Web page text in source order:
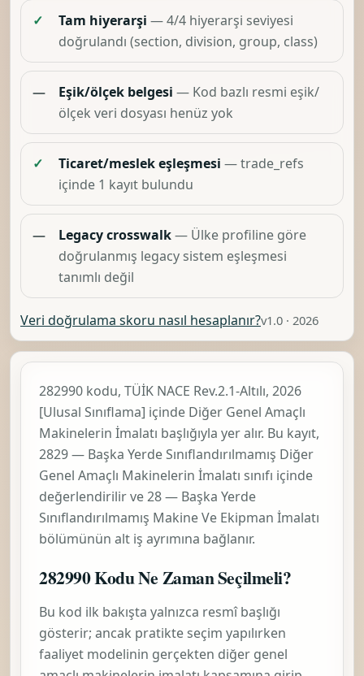
✓ Tam hiyerarşi — 4/4 hiyerarşi seviyesi
doğrulandı (section, division, group, class)
— Eşik/ölçek belgesi — Kod bazlı resmi eşik/
ölçek veri dosyası henüz yok
✓ Ticaret/meslek eşleşmesi — trade_refs
içinde 1 kayıt bulundu
— Legacy crosswalk— Ülke profiline göre
doğrulanmış legacy sistem eşleşmesi
tanımlı değil
Veri doğrulama skoru nasıl hesaplanır?v1.0 · 2026
282990 kodu, TÜİK NACE Rev.2.1-Altılı, 2026
[Ulusal Sınıflama] içinde Diğer Genel Amaçlı
Makinelerin İmalatı başlığıyla yer alır. Bu kayıt,
2829 — Başka Yerde Sınıflandırılmamış Diğer
Genel Amaçlı Makinelerin İmalatı sınıfı içinde
değerlendirilir ve28 — Başka Yerde
Sınıflandırılmamış Makine Ve Ekipman İmalatı
bölümünün alt iş ayrımına bağlanır.
282990 Kodu Ne Zaman Seçilmeli?
Bu kod ilk bakışta yalnızca resmî başlığı
gösterir; ancak pratikte seçim yapılırken
faaliyet modelinin gerçekten diğer genel